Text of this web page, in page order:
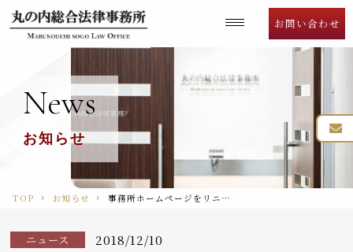
お問い合わせ
Language
News
お知らせ
TOP お知らせ 事務所ホームページをリニューアルしました☆
ニュース 2018/12/10